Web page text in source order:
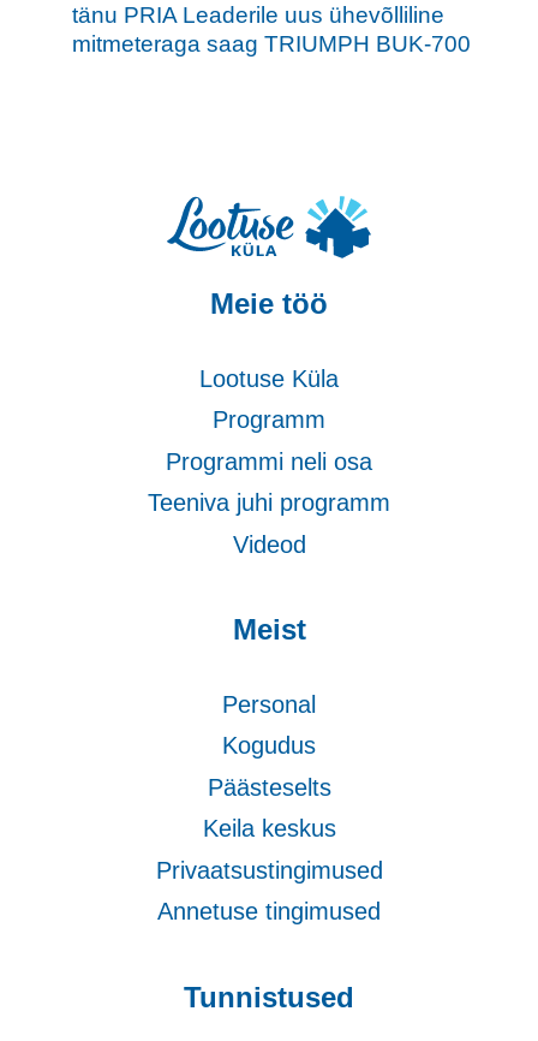
tänu PRIA Leaderile uus ühevõlliline
mitmeteraga saag TRIUMPH BUK-700
Meie töö
Lootuse Küla
Programm
Programmi neli osa
Teeniva juhi programm
Videod
Meist
Personal
Kogudus
Päästeselts
Keila keskus
Privaatsustingimused
Annetuse tingimused
Tunnistused